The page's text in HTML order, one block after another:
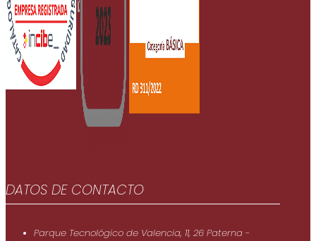
DATOS DE CONTACTO
Parque Tecnológico de Valencia, 11, 26 Paterna -